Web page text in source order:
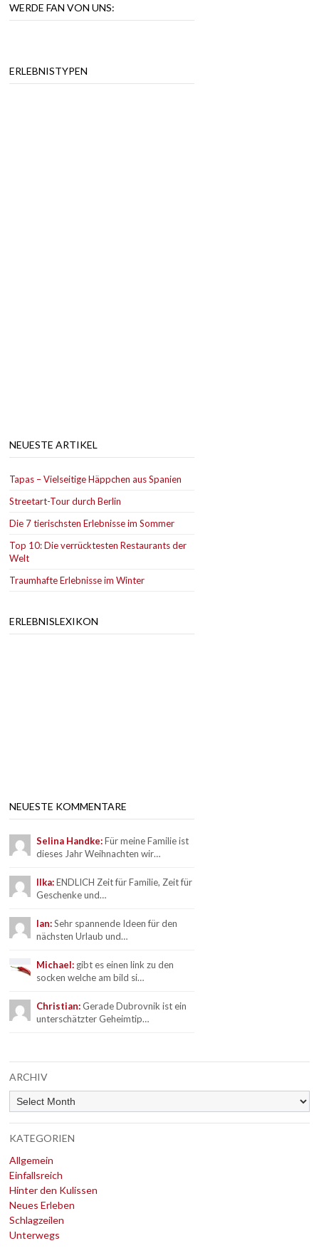
WERDE FAN VON UNS:
ERLEBNISTYPEN
NEUESTE ARTIKEL
Tapas – Vielseitige Häppchen aus Spanien
Streetart-Tour durch Berlin
Die 7 tierischsten Erlebnisse im Sommer
Top 10: Die verrücktesten Restaurants der
Welt
Traumhafte Erlebnisse im Winter
ERLEBNISLEXIKON
NEUESTE KOMMENTARE
Selina Handke:Für meine Familie ist
dieses Jahr Weihnachten wir…
Ilka:ENDLICH Zeit für Familie, Zeit für
Geschenke und…
Ian:Sehr spannende Ideen für den
nächsten Urlaub und…
Michael: gibt es einen link zu den
socken welche am bild si…
Christian:Gerade Dubrovnik ist ein
unterschätzter Geheimtip…
ARCHIV
Archiv
KATEGORIEN
Allgemein
Einfallsreich
Hinter den Kulissen
Neues Erleben
Schlagzeilen
Unterwegs